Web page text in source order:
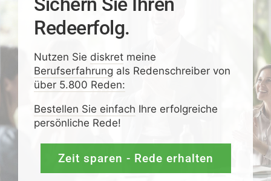
Redeerfolg.
Nutzen Sie diskretmeine
Berufserfahrung als Redenschreiber von
über 5.800 Reden:
Bestellen Sie einfach Ihre erfolgreiche
persönliche Rede!
Zeit sparen - Rede erhalten